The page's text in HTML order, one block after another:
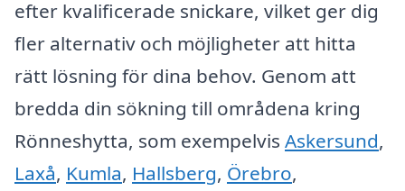
efter kvalificerade snickare, vilket ger dig
fler alternativ och möjligheter att hitta
rätt lösning för dina behov. Genom att
bredda din sökning till områdena kring
Rönneshytta, som exempelvis Askersund,
Laxå, Kumla, Hallsberg, Örebro,